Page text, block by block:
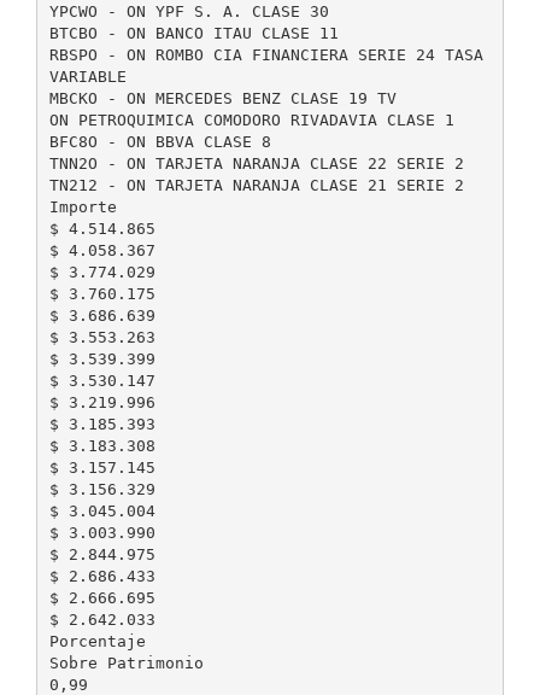
YPCWO - ON YPF S. A. CLASE 30
BTCBO - ON BANCO ITAU CLASE 11
RBSPO - ON ROMBO CIA FINANCIERA SERIE 24 TASA
VARIABLE
MBCKO - ON MERCEDES BENZ CLASE 19 TV
ON PETROQUIMICA COMODORO RIVADAVIA CLASE 1
BFC8O - ON BBVA CLASE 8
TNN2O - ON TARJETA NARANJA CLASE 22 SERIE 2
TN212 - ON TARJETA NARANJA CLASE 21 SERIE 2
Importe
$ 4.514.865
$ 4.058.367
$ 3.774.029
$ 3.760.175
$ 3.686.639
$ 3.553.263
$ 3.539.399
$ 3.530.147
$ 3.219.996
$ 3.185.393
$ 3.183.308
$ 3.157.145
$ 3.156.329
$ 3.045.004
$ 3.003.990
$ 2.844.975
$ 2.686.433
$ 2.666.695
$ 2.642.033
Porcentaje
Sobre Patrimonio
0,99